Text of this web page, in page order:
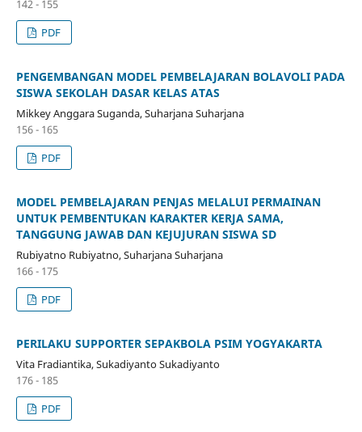
142 - 155
PDF
PENGEMBANGAN MODEL PEMBELAJARAN BOLAVOLI PADA
SISWA SEKOLAH DASAR KELAS ATAS
Mikkey Anggara Suganda, Suharjana Suharjana
156 - 165
PDF
MODEL PEMBELAJARAN PENJAS MELALUI PERMAINAN
UNTUK PEMBENTUKAN KARAKTER KERJA SAMA,
TANGGUNG JAWAB DAN KEJUJURAN SISWA SD
Rubiyatno Rubiyatno, Suharjana Suharjana
166 - 175
PDF
PERILAKU SUPPORTER SEPAKBOLA PSIM YOGYAKARTA
Vita Fradiantika, Sukadiyanto Sukadiyanto
176 - 185
PDF